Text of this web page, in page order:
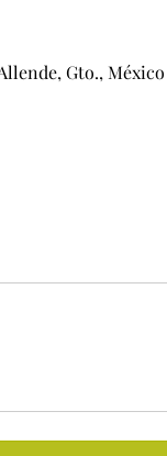
Gto., México